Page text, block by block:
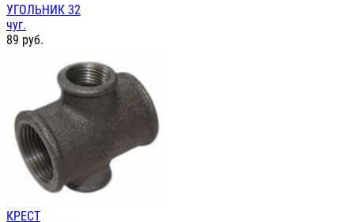
УГОЛЬНИК 32
чуг.
89 руб.
КРЕСТ